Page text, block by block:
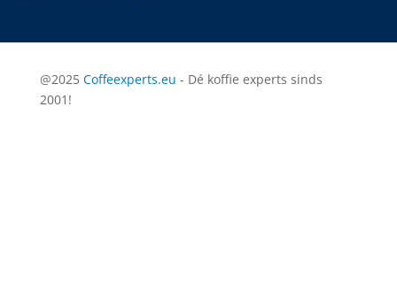
@2025 Coffeexperts.eu - Dé koffie experts sinds
2001!